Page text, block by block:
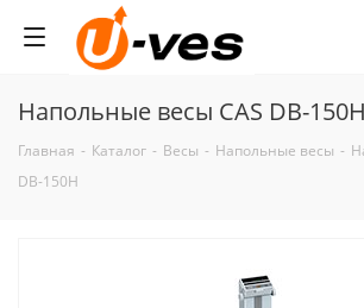
Напольные весы CAS DB-150H
Главная - Каталог - Весы - Напольные весы -
DB-150H